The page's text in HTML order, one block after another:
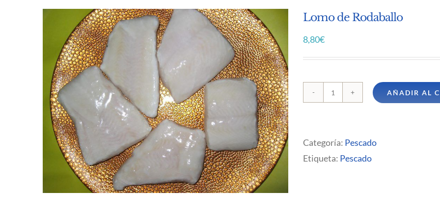
Lomo de Rodaballo
8,80€
Lomo
cantidad
AÑADIR AL
Categoría: Pescado
Etiqueta: Pescado